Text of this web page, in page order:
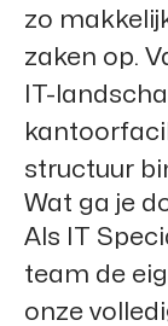
zo
zaken op.
IT-
structuur
Wat ga je
Als IT
team de
onze